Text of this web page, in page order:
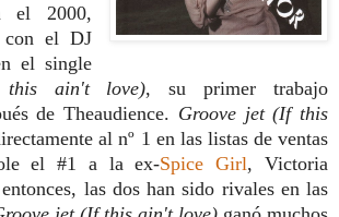
el 2000,
con el DJ
el single
ain't love), su primer trabajo
de Theaudience. Groove jet (If this
al nº 1 en las listas de ventas
el #1 a la ex-Spice Girl, Victoria
las dos han sido rivales en las